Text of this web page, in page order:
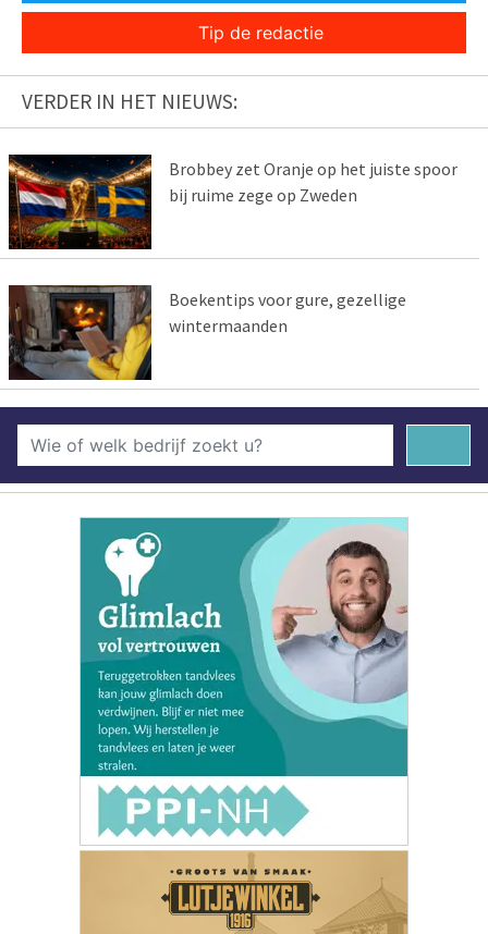
Tip de redactie
VERDER IN HET NIEUWS:
Brobbey zet Oranje op het juiste spoor
bij ruime zege op Zweden
Boekentips voor gure, gezellige
wintermaanden